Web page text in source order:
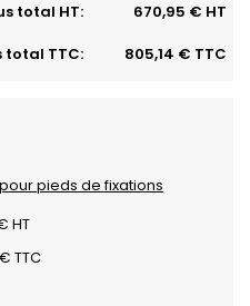
total HT:
670,95 € HT
total TTC:
805,14 € TTC
pieds de fixations
HT
TTC